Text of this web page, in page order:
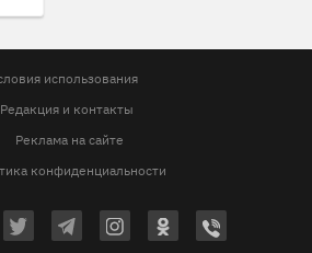
использования
Редакция и контакты
Реклама на сайте
конфиденциальности